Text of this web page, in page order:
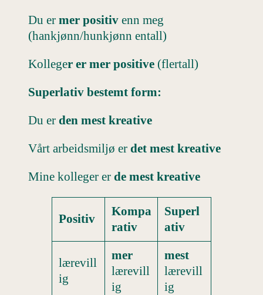
Du er mer positiv enn meg
(hankjønn/hunkjønn entall)
Kolleger er mer positive (flertall)
Superlativ bestemt form:
Du er den mest kreative
Vårt arbeidsmiljø er det mest kreative
Mine kolleger er de mest kreative
Positiv
Kompa
rativ
Superl
ativ
lærevill
ig
mer
lærevill
ig
mest
lærevill
ig